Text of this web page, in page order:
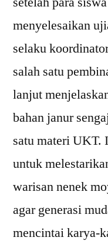
menyelesaikan
selaku
salah satu
lanjut
bahan janur
satu materi UKT.
untuk
warisan nenek
agar generasi
mencintai karya-